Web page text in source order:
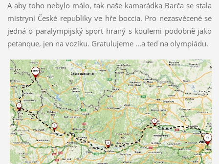
A aby toho nebylo málo, tak naše kamarádka Barča se stala
mistryní České republiky ve hře boccia. Pro nezasvěcené se
jedná o paralympijský sport hraný s koulemi podobně jako
petanque, jen na vozíku. Gratulujeme ...a teď na olympiádu.